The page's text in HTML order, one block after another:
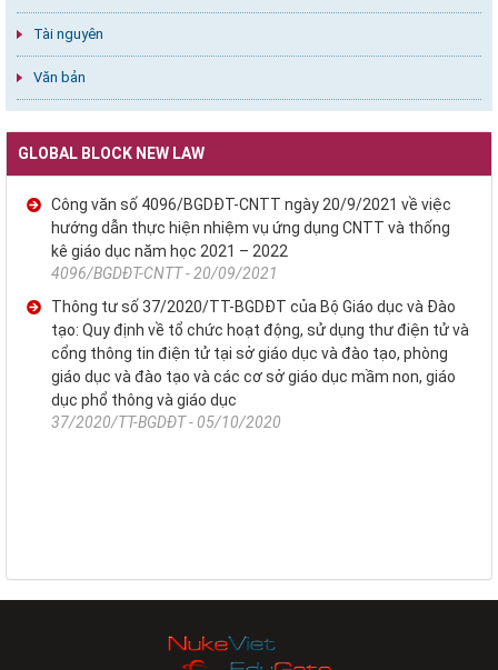
Tài nguyên
Văn bản
GLOBAL BLOCK NEW LAW
Công văn số 4096/BGDĐT-CNTT ngày 20/9/2021 về việc
hướng dẫn thực hiện nhiệm vụ ứng dụng CNTT và thống
kê giáo dục năm học 2021 – 2022
4096/BGDĐT-CNTT - 20/09/2021
Thông tư số 37/2020/TT-BGDĐT của Bộ Giáo dục và Đào
tạo: Quy định về tổ chức hoạt động, sử dụng thư điện tử và
cổng thông tin điện tử tại sở giáo dục và đào tạo, phòng
giáo dục và đào tạo và các cơ sở giáo dục mầm non, giáo
dục phổ thông và giáo dục
37/2020/TT-BGDĐT - 05/10/2020